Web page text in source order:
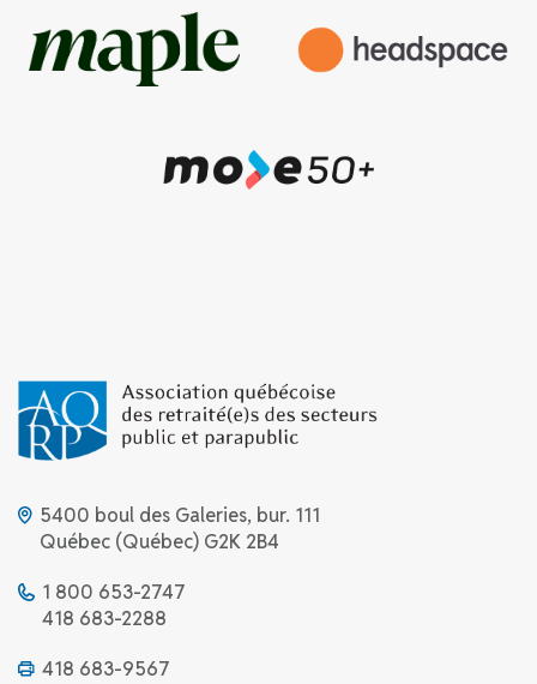
5400 boul des Galeries, bur. 111
Québec (Québec) G2K 2B4
1 800 653-2747
418 683-2288
418 683-9567